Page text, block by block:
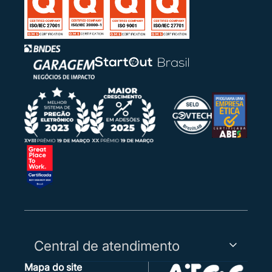
O Agente de Contratação adicionou o arquivo
(Publicação SUPENSÃO CE 21_2026.pdf) em
25/06/2026 às 16:07.
28/05/2026
28/05/2026 17:46:22 | Sistema
O Agente de Contratação adicionou o arquivo
(Publicação Abertura JC CE 21_2026.pdf) em
28/05/2026 às 14:46.
27/05/2026
27/05/2026 16:27:25 | Sistema
Justificativa para desligamento da aplicação da
Central de atendimento
Mapa do site